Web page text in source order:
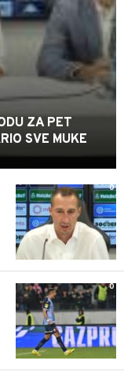
ZA PET
SVE MUKE
0
0